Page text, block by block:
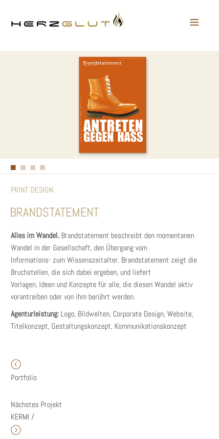
PRINT DESIGN
BRANDSTATEMENT
Alles im Wandel. Brandstatement beschreibt den momentanen
Wandel in der Gesellschaft, den Übergang vom
Informations- zum Wissenszeitalter. Brandstatement zeigt die
Bruchstellen, die sich dabei ergeben, und liefert
Vorlagen, Ideen und Konzepte für alle, die diesen Wandel aktiv
vorantreiben oder von ihm berührt werden.
Agenturleistung: Logo, Bildwelten, Corporate Design, Website,
Titelkonzept, Gestaltungskonzept, Kommunikationskonzept
Portfolio
Nächstes Projekt
KERMI /